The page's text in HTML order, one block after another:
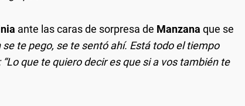
ante las caras de sorpresa de Manzana que se
se te pego, se te sentó ahí. Está todo el tiempo
que te quiero decir es que si a vos también te